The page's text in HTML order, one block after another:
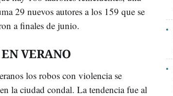
29 nuevos autores a los 159 que se
a finales de junio.
VERANO
los robos con violencia se
la ciudad condal. La tendencia fue al